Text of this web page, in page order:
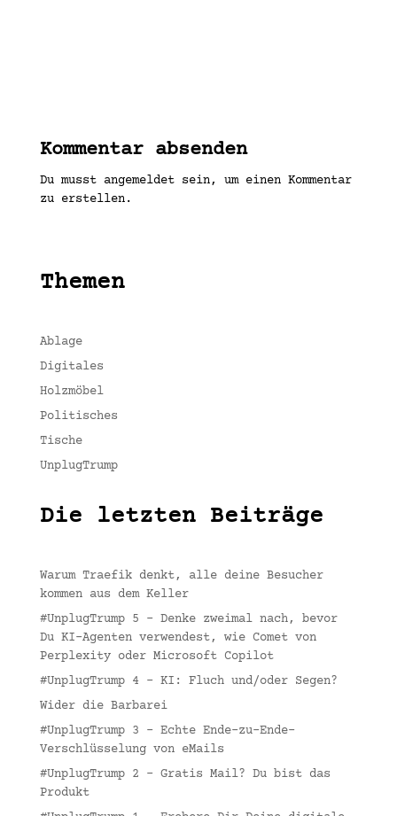
Kommentar absenden
Du musst angemeldet sein, um einen Kommentar
zu erstellen.
Themen
Ablage
Digitales
Holzmöbel
Politisches
Tische
UnplugTrump
Die letzten Beiträge
Warum Traefik denkt, alle deine Besucher
kommen aus dem Keller
#UnplugTrump 5 – Denke zweimal nach, bevor
Du KI-Agenten verwendest, wie Comet von
Perplexity oder Microsoft Copilot
#UnplugTrump 4 – KI: Fluch und/oder Segen?
Wider die Barbarei
#UnplugTrump 3 – Echte Ende-zu-Ende-
Verschlüsselung von eMails
#UnplugTrump 2 – Gratis Mail? Du bist das
Produkt